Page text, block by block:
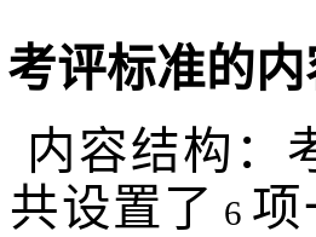
评标准的
内容结构：
设置了 6 项